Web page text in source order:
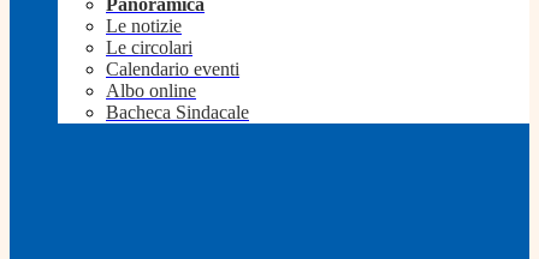
Panoramica
Le notizie
Le circolari
Calendario eventi
Albo online
Bacheca Sindacale